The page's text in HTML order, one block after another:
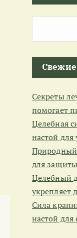
Секреты
помогает
Целебная
настой
для
Целебный
укрепляет
Сила
настой